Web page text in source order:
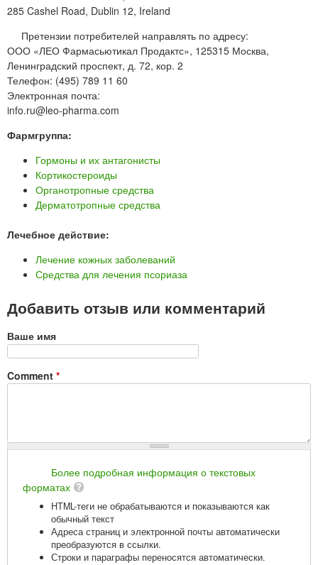
285 Cashel Road, Dublin 12, Ireland
Претензии потребителей направлять по адресу:
ООО «ЛЕО Фармасьютикал Продактс», 125315 Москва,
Ленинградский проспект, д. 72, кор. 2
Телефон: (495) 789 11 60
Электронная почта:
info.ru@leo-pharma.com
Фармгруппа:
Гормоны и их антагонисты
Кортикостероиды
Органотропные средства
Дерматотропные средства
Лечебное действие:
Лечение кожных заболеваний
Средства для лечения псориаза
Добавить отзыв или комментарий
Ваше имя
Comment *
Более подробная информация о текстовых
форматах
HTML-теги не обрабатываются и показываются как
обычный текст
Адреса страниц и электронной почты автоматически
преобразуются в ссылки.
Строки и параграфы переносятся автоматически.